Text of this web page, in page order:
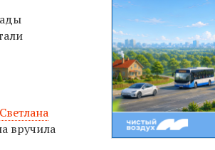
Светлана
вручила